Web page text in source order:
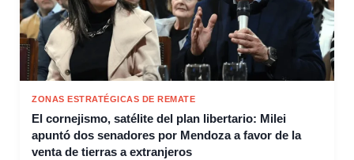
ZONAS ESTRATÉGICAS DE REMATE
El cornejismo, satélite del plan libertario: Milei
apuntó dos senadores por Mendoza a favor de la
venta de tierras a extranjeros